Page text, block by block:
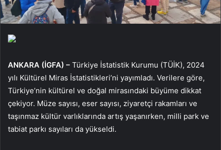
ANKARA (İGFA) – Türkiye İstatistik Kurumu (TÜİK), 2024
yılı Kültürel Miras İstatistikleri’ni yayımladı. Verilere göre,
Türkiye’nin kültürel ve doğal mirasındaki büyüme dikkat
çekiyor. Müze sayısı, eser sayısı, ziyaretçi rakamları ve
taşınmaz kültür varlıklarında artış yaşanırken, milli park ve
tabiat parkı sayıları da yükseldi.